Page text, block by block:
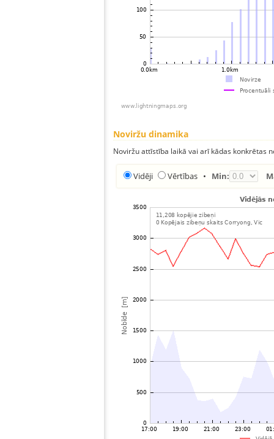
Noviržu dinamika
Noviržu attīstība laikā vai arī kādas konkrētas
Vidēji Vērtības • Min: